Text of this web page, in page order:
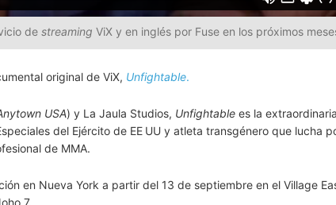
de streaming ViX y en inglés por Fuse en los próximos
original de ViX, Unfightable.
USA) y La Jaula Studios, Unfightable es la
del Ejército de EE UU y atleta transgénero que lucha
de MMA.
en Nueva York a partir del 13 de septiembre en el Village